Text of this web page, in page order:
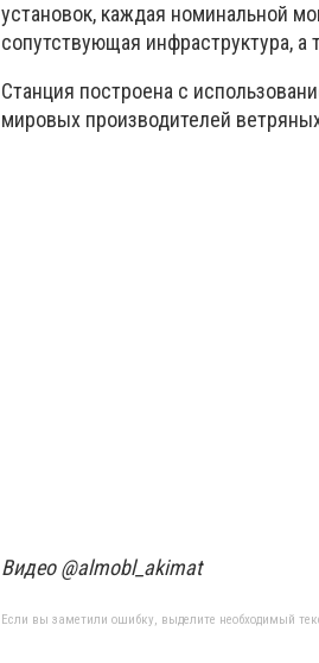
установок, каждая номинальной
сопутствующая инфраструктура,
Станция построена с
мировых производителей
Видео @almobl_akimat
Если вы заметили ошибку, выделите необходимый